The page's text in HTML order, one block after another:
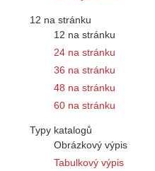
12 na stránku
12 na stránku
24 na stránku
36 na stránku
48 na stránku
60 na stránku
Typy katalogů
Obrázkový výpis
Tabulkový výpis